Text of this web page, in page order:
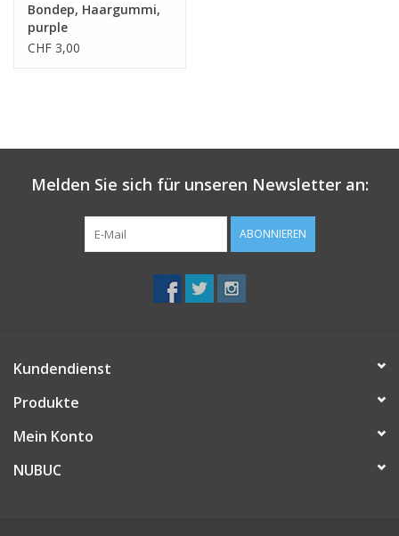
Bondep, Haargummi,
purple
CHF 3,00
Melden Sie sich für unseren Newsletter an:
ABONNIEREN
Kundendienst
Produkte
Mein Konto
NUBUC